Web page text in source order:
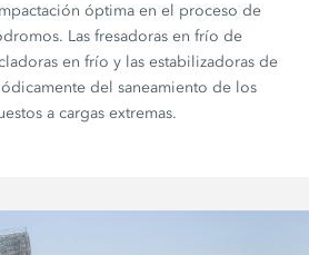
óptima en el proceso de
Las fresadoras en frío de
en frío y las estabilizadoras de
del saneamiento de los
a cargas extremas.